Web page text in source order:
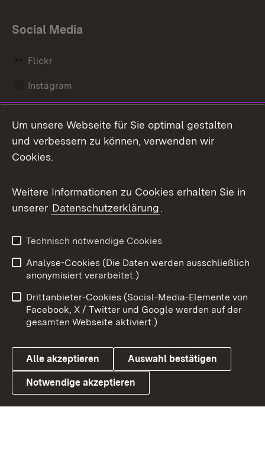
Social Media
Flickr
Instagram
Mastodon
Messenger
Social Wall
X / Twitter
Youtube
Link zum Landesportal
Benutzungshinweise
Barrierefreiheit
Datenschutz
Cookies
Um unsere Webseite für Sie optimal gestalten
und verbessern zu können, verwenden wir
Cookies.
Weitere Informationen zu Cookies erhalten Sie in
unserer Datenschutzerklärung.
Technisch notwendige Cookies
Analyse-Cookies (Die Daten werden ausschließlich
anonymisiert verarbeitet.)
Drittanbieter-Cookies (Social-Media-Elemente von
Facebook, X / Twitter und Google werden auf der
gesamten Webseite aktiviert.)
Alle akzeptieren Auswahl bestätigen
Notwendige akzeptieren